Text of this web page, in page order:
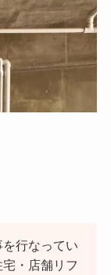
行なってい
・店舗リフ